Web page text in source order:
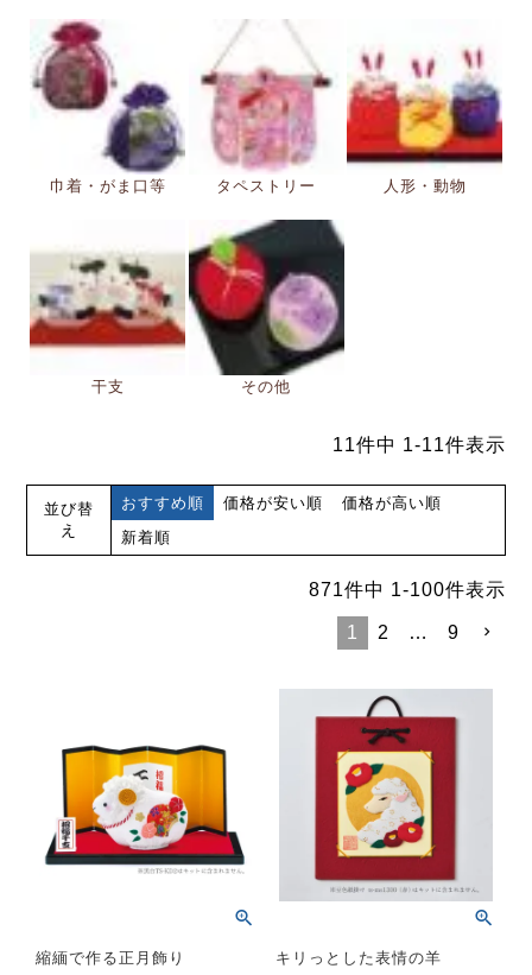
巾着・がま口等 タペストリー 人形・動物
干支 その他
11件中 1-11件表示
並び替
え
おすすめ順 価格が安い順
価格が高い順
新着順
871件中 1-100件表示
1 2 … 9
縮緬で作る正月飾り
キリっとした表情の羊